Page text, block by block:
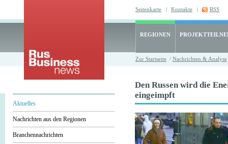
Seitenkarte | Kontakte | RSS
REGIONEN
Zur Startseite / Nachrichten & Analyse
Aktuelles
Nachrichten aus den Regionen
Branchennachrichten
Den Russen wird die
eingeimpft